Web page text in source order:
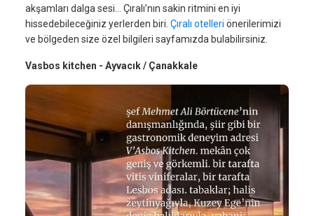
akşamları dalga sesi… Çıralı’nın sakin ritmini en iyi
hissedebileceğiniz yerlerden biri. Çıralı otelleri önerilerimizi
ve bölgeden size özel bilgileri sayfamızda bulabilirsiniz.
Vasbos kitchen - Ayvacık / Çanakkale